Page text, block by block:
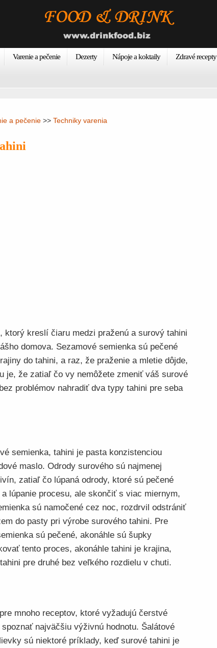
Varenie a pečenie Dezerty Nápoje a koktaily Zdravé recepty
a pečenie >> Techniky varenia
ktorý kreslí čiaru medzi praženú a surový tahini
domova. Sezamové semienka sú pečené
do tahini, a raz, že praženie a mletie dôjde,
je, že zatiaľ čo vy nemôžete zmeniť váš surové
problémov nahradiť dva typy tahini pre seba
semienka, tahini je pasta konzistenciou
maslo. Odrody surového sú najmenej
zatiaľ čo lúpaná odrody, ktoré sú pečené
lúpanie procesu, ale skončiť s viac miernym,
sú namočené cez noc, rozdrvil odstrániť
do pasty pri výrobe surového tahini. Pre
sú pečené, akonáhle sú šupky
tento proces, akonáhle tahini je krajina,
pre druhé bez veľkého rozdielu v chuti.
mnoho receptov, ktoré vyžadujú čerstvé
najväčšiu výživnú hodnotu. Šalátové
sú niektoré príklady, keď surové tahini je